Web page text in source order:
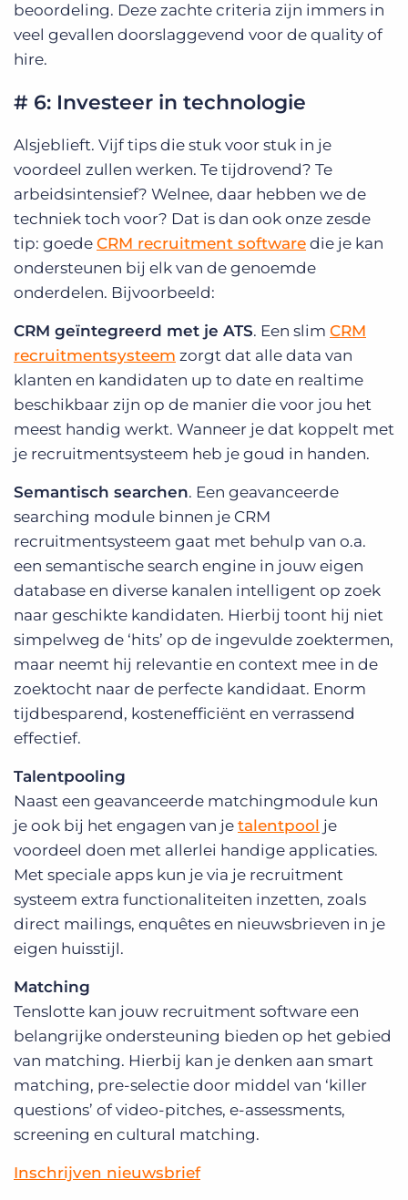
beoordeling. Deze zachte criteria zijn immers in
veel gevallen doorslaggevend voor de quality of
hire.
# 6: Investeer in technologie
Alsjeblieft. Vijf tips die stuk voor stuk in je
voordeel zullen werken. Te tijdrovend? Te
arbeidsintensief? Welnee, daar hebben we de
techniek toch voor? Dat is dan ook onze zesde
tip: goede CRM recruitment software die je kan
ondersteunen bij elk van de genoemde
onderdelen. Bijvoorbeeld:
CRM geïntegreerd met je ATS. Een slim CRM
recruitmentsysteem zorgt dat alle data van
klanten en kandidaten up to date en realtime
beschikbaar zijn op de manier die voor jou het
meest handig werkt. Wanneer je dat koppelt met
je recruitmentsysteem heb je goud in handen.
Semantisch searchen. Een geavanceerde
searching module binnen je CRM
recruitmentsysteem gaat met behulp van o.a.
een semantische search engine in jouw eigen
database en diverse kanalen intelligent op zoek
naar geschikte kandidaten. Hierbij toont hij niet
simpelweg de ‘hits’ op de ingevulde zoektermen,
maar neemt hij relevantie en context mee in de
zoektocht naar de perfecte kandidaat. Enorm
tijdbesparend, kostenefficiënt en verrassend
effectief.
Talentpooling
Naast een geavanceerde matchingmodule kun
je ook bij het engagen van je talentpool je
voordeel doen met allerlei handige applicaties.
Met speciale apps kun je via je recruitment
systeem extra functionaliteiten inzetten, zoals
direct mailings, enquêtes en nieuwsbrieven in je
eigen huisstijl.
Matching
Tenslotte kan jouw recruitment software een
belangrijke ondersteuning bieden op het gebied
van matching. Hierbij kan je denken aan smart
matching, pre-selectie door middel van ‘killer
questions’ of video-pitches, e-assessments,
screening en cultural matching.
Inschrijven nieuwsbrief